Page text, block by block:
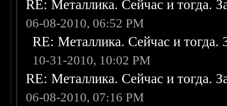
RE: Металлика. Сейчас и тогда.
06-08-2010, 06:52 PM
RE: Металлика. Сейчас и
10-31-2010, 10:02 PM
RE: Металлика. Сейчас и тогда.
06-08-2010, 07:16 PM